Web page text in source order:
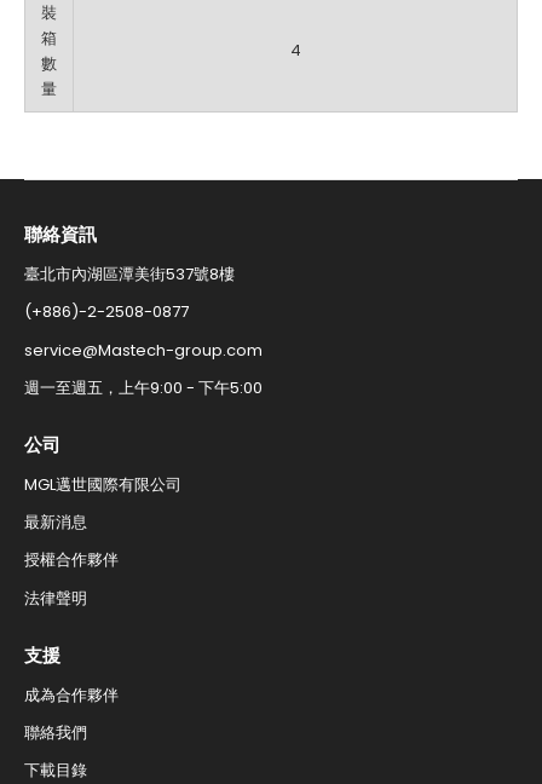
裝
箱
數
量
4
聯絡資訊​
臺北市內湖區潭美街537號8樓
(+886)-2-2508-0877​
service@Mastech-group.com​
週一至週五，上午9:00 - 下午5:00​
公司
MGL邁世國際有限公司
最新消息
授權合作夥伴
法律聲明
支援
成為合作夥伴
聯絡我們​
下載目錄